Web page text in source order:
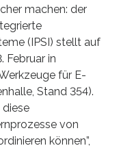
machen: der
(IPSI) stellt auf
Februar in
für E-
Stand 354).
diese
von
können”,